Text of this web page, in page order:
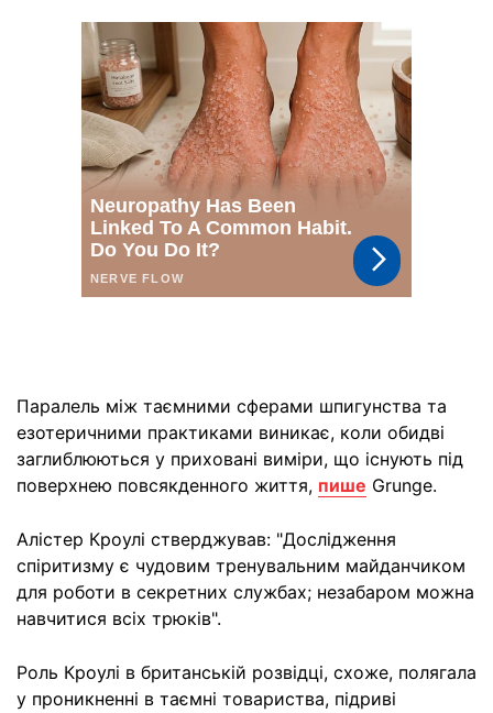
Паралель між таємними сферами шпигунства та
езотеричними практиками виникає, коли обидві
заглиблюються у приховані виміри, що існують під
поверхнею повсякденного життя, пише Grunge.
Алістер Кроулі стверджував: "Дослідження
спіритизму є чудовим тренувальним майданчиком
для роботи в секретних службах; незабаром можна
навчитися всіх трюків".
Роль Кроулі в британській розвідці, схоже, полягала
у проникненні в таємні товариства, підриві